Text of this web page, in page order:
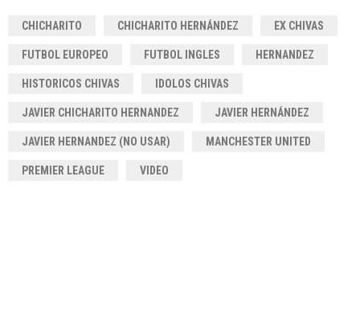
CHICHARITO CHICHARITO HERNÁNDEZ EX CHIVAS
FUTBOL EUROPEO FUTBOL INGLES HERNANDEZ
HISTORICOS CHIVAS IDOLOS CHIVAS
JAVIER CHICHARITO HERNANDEZ JAVIER HERNÁNDEZ
JAVIER HERNANDEZ (NO USAR) MANCHESTER UNITED
PREMIER LEAGUE VIDEO